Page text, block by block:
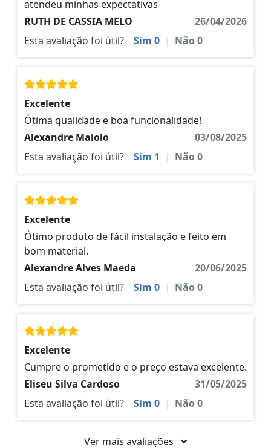
atendeu minhas expectativas
RUTH DE CASSIA MELO
26/04/2026
Esta avaliação foi útil?
Sim 0 | Não0
Excelente
Ótima qualidade e boa funcionalidade!
Alexandre Maiolo
03/08/2025
Esta avaliação foi útil?
Sim 1 | Não0
Excelente
Ótimo produto de fácil instalação e feito em
bom material.
Alexandre Alves Maeda
20/06/2025
Esta avaliação foi útil?
Sim 0 | Não0
Excelente
Cumpre o prometido e o preço estava excelente.
Eliseu Silva Cardoso
31/05/2025
Esta avaliação foi útil?
Sim 0 | Não0
Ver mais avaliações